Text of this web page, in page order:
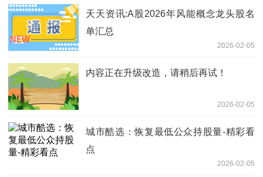
天天资讯:A股2026年风能概念龙头股名
单汇总
2026-02-05
内容正在升级改造，请稍后再试！
2026-02-05
城市酷选：恢复最低公众持股量-精彩看
点
2026-02-05